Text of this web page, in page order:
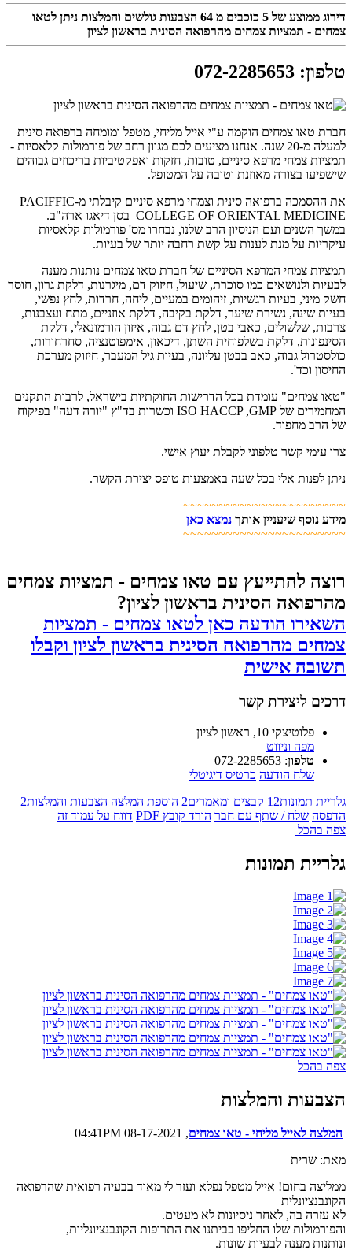
דירוג ממוצע של 5 כוכבים מ 64 הצבעות גולשים והמלצות ניתן לטאו
צמחים - תמציות צמחים מהרפואה הסינית בראשון לציון
טלפון:
072-2285653
חברת טאו צמחים הוקמה ע"י אייל מליחי, מטפל ומומחה ברפואה סינית
למעלה מ-20 שנה. אנחנו מציעים לכם מגוון רחב של פורמולות קלאסיות -
תמציות צמחי מרפא סיניים, טובות, חזקות ואפקטיביות בריכוזים גבוהים
שישפיעו בצורה מאוזנת וטובה על המטופל.
את ההסמכה ברפואה סינית וצמחי מרפא סיניים קיבלתי מ-PACIFFIC
COLLEGE OF ORIENTAL MEDICINE בסן דיאגו ארה"ב.
במשך השנים ועם הניסיון הרב שלנו, נבחרו מס' פורמולות קלאסיות
עיקריות על מנת לענות על קשת רחבה יותר של בעיות.
תמציות צמחי המרפא הסיניים של חברת טאו צמחים נותנות מענה
לבעיות ולנושאים כמו סוכרת, שיעול, חיזוק דם, מיגרנות, דלקת גרון, חוסר
חשק מיני, בעיות רגשיות, זיהומים במעיים, ליחה, חרדות, לחץ נפשי,
בעיות שינה, נשירת שיער, דלקת בקיבה, דלקת אוזניים, מתח ועצבנות,
צרבות, שלשולים, כאבי בטן, לחץ דם גבוה, איזון הורמונאלי, דלקת
הסינפונות, דלקת בשלפוחית השתן, דיכאון, אימפוטנציה, סחרחורות,
כולסטרול גבוה, כאב בבטן עליונה, בעיות גיל המעבר, חיזוק מערכת
החיסון וכד'.
"טאו צמחים" עומדת בכל הדרישות החוקתיות בישראל, לרבות התקנים
המחמירים של ISO HACCP ,GMP וכשרות בד"ץ "יורה דעה" בפיקוח
של הרב מחפוד.
צרו עימי קשר טלפוני לקבלת יעוץ אישי.
ניתן לפנות אלי בכל שעה באמצעות טופס יצירת הקשר.
~~~~~~~~~~~~~~~~~~~~~~~
מידע נוסף שיעניין אותך נמצא כאן
~~~~~~~~~~~~~~~~~~~~~~~
רוצה להתייעץ עם טאו צמחים - תמציות צמחים
מהרפואה הסינית בראשון לציון?
השאירו הודעה כאן לטאו צמחים - תמציות
צמחים מהרפואה הסינית בראשון לציון וקבלו
תשובה אישית
דרכים ליצירת קשר
פלוטיצקי 10, ראשון לציון
מפה וניווט
טלפון:
072-2285653
שלח הודעה כרטיס דיגיטלי
גלריית תמונות12 קבצים ומאמרים2 הוספת המלצה הצבעות והמלצות2
הדפסה שלח / שתף עם חבר הורד קובץ PDF
דווח על עמוד זה
צפה בהכל
גלריית תמונות
צפה בהכל
הצבעות והמלצות
המלצה לאייל מליחי - טאו צמחים, 08-17-2021 04:41PM
מאת: שרית
ממליצה בחום! אייל מטפל נפלא ועזר לי מאוד בבעיה רפואית שהרפואה
הקונבנציונלית
לא עזרה בה, לאחר ניסיונות לא מעטים.
והפורמולות שלו החליפו בביתנו את התרופות הקונבנציונליות,
ונותנות מענה לבעיות שונות.